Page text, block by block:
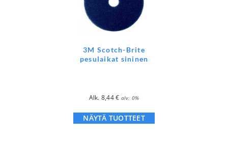
3M Scotch-Brite
pesulaikat sininen
Alk. 8,44€ alv. 0%
NÄYTÄ TUOTTEET